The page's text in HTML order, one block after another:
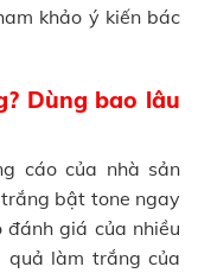
khảo ý kiến bác
Dùng bao lâu
cáo của nhà sản
bật tone ngay
đánh giá của nhiều
quả làm trắng của